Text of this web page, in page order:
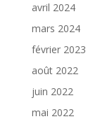
avril 2024
mars 2024
février 2023
août 2022
juin 2022
mai 2022